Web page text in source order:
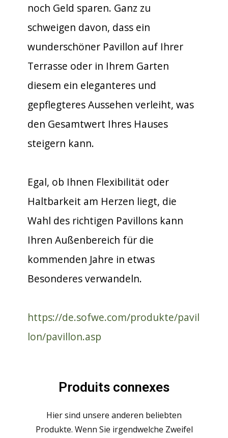
noch Geld sparen. Ganz zu
schweigen davon, dass ein
wunderschöner Pavillon auf Ihrer
Terrasse oder in Ihrem Garten
diesem ein eleganteres und
gepflegteres Aussehen verleiht, was
den Gesamtwert Ihres Hauses
steigern kann.
Egal, ob Ihnen Flexibilität oder
Haltbarkeit am Herzen liegt, die
Wahl des richtigen Pavillons kann
Ihren Außenbereich für die
kommenden Jahre in etwas
Besonderes verwandeln.
https://de.sofwe.com/produkte/pavil
lon/pavillon.asp
Produits connexes
Hier sind unsere anderen beliebten
Produkte. Wenn Sie irgendwelche Zweifel